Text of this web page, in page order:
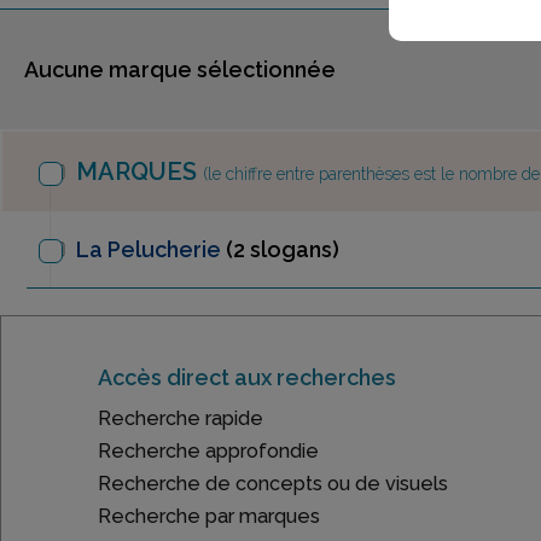
Aucune marque sélectionnée
MARQUES (le chiffre entre parenthèses est le nombre
La Pelucherie (2 slogans)
Accès direct aux recherches
Recherche rapide
Recherche approfondie
Recherche de concepts ou de visuels
Recherche par marques